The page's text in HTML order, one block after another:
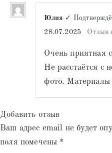
Юлия ✓
28.07.2025
Отзыв
Очень приятная
Не расстаётся с
фото. Материалы
Добавить отзыв
Ваш адрес email не будет
поля помечены *